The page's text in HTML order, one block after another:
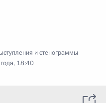
и стенограммы
18:40